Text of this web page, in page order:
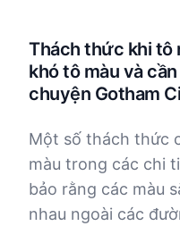
Thách thức khi tô
khó tô màu và
chuyện Gotham
Một số thách thức
màu trong các chi
bảo rằng các màu
nhau ngoài các